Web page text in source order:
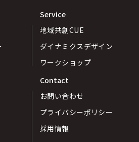
Service
地域共創CUE
ダイナミクスデザイン
ワークショップ
Contact
お問い合わせ
プライバシーポリシー
採用情報